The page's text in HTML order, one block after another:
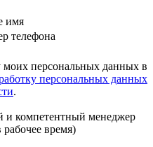
имя
телефона
моих персональных данных в
персональных данных
.
и компетентный менеджер
время)